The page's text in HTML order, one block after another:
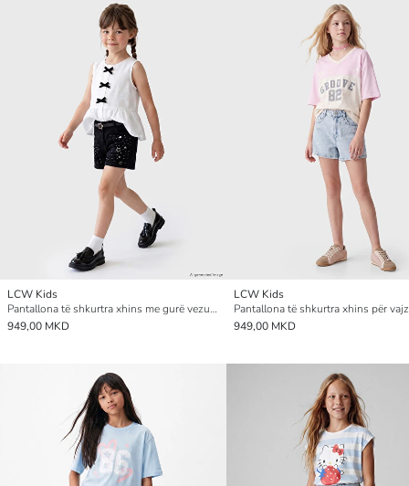
LCW Kids
Pantallona të shkurtra xhins me gurë vezullues për vajza
949,00 MKD
LCW Kids
Pantallona të shkurtra xhins për
949,00 MKD